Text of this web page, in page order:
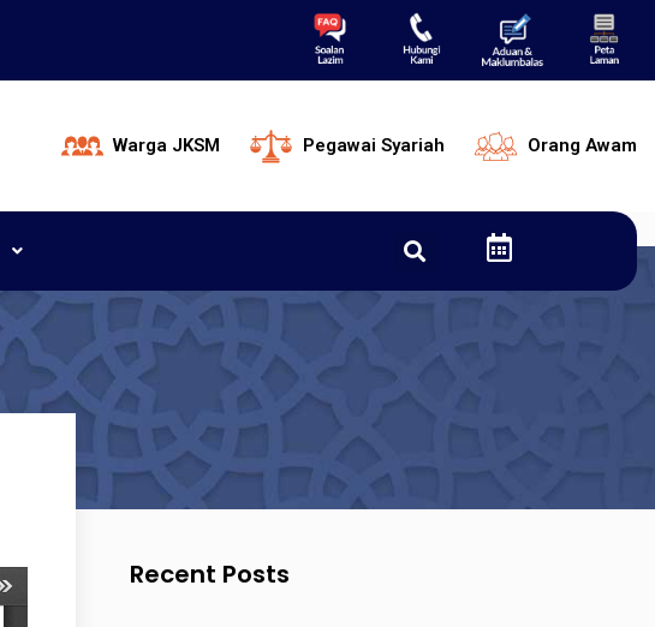
Warga JKSM Pegawai Syariah Orang Awam
Recent Posts